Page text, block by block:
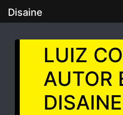
Disaine
LUIZ
AUTOR
DISAINE